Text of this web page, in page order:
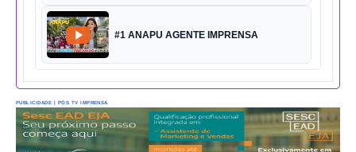
#1 ANAPU AGENTE IMPRENSA
PUBLICIDADE | PÓS TV IMPRENSA